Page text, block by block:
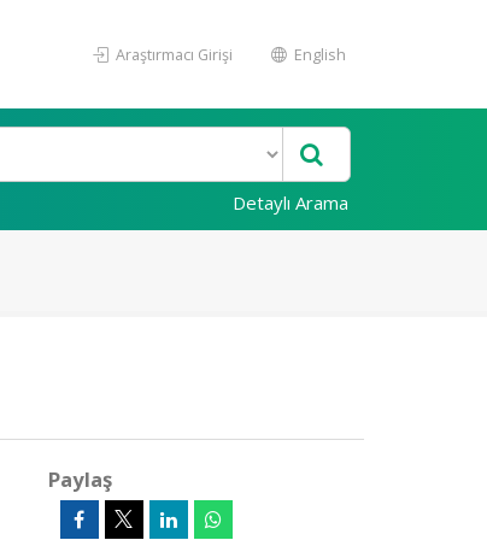
Araştırmacı Girişi English
Detaylı Arama
Paylaş